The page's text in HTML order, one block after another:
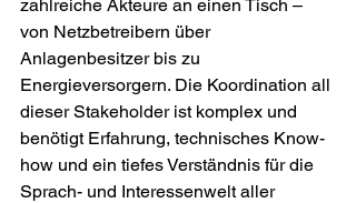
zahlreiche Akteure an einen Tisch –
von Netzbetreibern über
Anlagenbesitzer bis zu
Energieversorgern. Die Koordination all
dieser Stakeholder ist komplex und
benötigt Erfahrung, technisches Know-
how und ein tiefes Verständnis für die
Sprach- und Interessenwelt aller